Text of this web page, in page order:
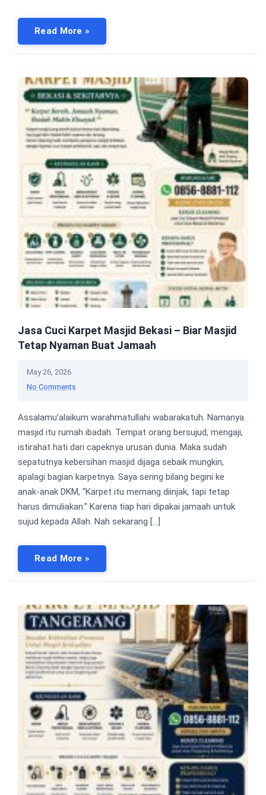
Read More »
Jasa Cuci Karpet Masjid Bekasi – Biar Masjid
Tetap Nyaman Buat Jamaah
May 26, 2026
No Comments
Assalamu’alaikum warahmatullahi wabarakatuh. Namanya
masjid itu rumah ibadah. Tempat orang bersujud, mengaji,
istirahat hati dari capeknya urusan dunia. Maka sudah
sepatutnya kebersihan masjid dijaga sebaik mungkin,
apalagi bagian karpetnya. Saya sering bilang begini ke
anak-anak DKM, “Karpet itu memang diinjak, tapi tetap
harus dimuliakan.” Karena tiap hari dipakai jamaah untuk
sujud kepada Allah. Nah sekarang […]
Read More »